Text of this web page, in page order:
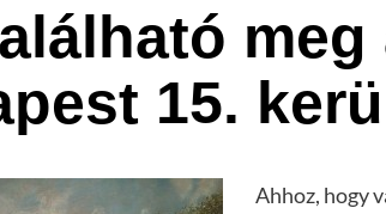
15.
Ahhoz, hogy